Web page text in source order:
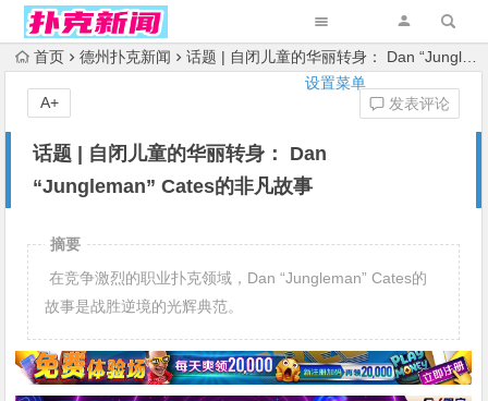
设置菜单
首页 德州扑克新闻 话题 | 自闭儿童的华丽转身： Dan “Jungleman” Cates的非凡故事
话题 | 自闭儿童的华丽转身： Dan
“Jungleman” Cates的非凡故事
发表评论
A+
摘要
在竞争激烈的职业扑克领域，Dan “Jungleman” Cates的
故事是战胜逆境的光辉典范。